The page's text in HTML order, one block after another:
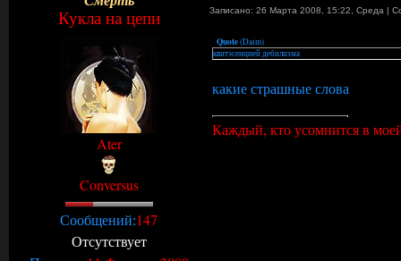
Кукла на цепи Записано: 26 Марта 2008, 15:22, Среда |
Ater
Conversus
Сообщений:147
Отсутствует
Quote(Daim)
квитэсенцией дебилизма
какие страшные слова
Каждый, кто усомнится в